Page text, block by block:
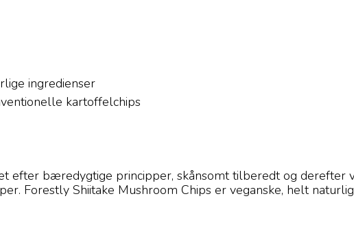
ingredienser
kartoffelchips
efter bæredygtige principper, skånsomt tilberedt og derefter
Forestly Shiitake Mushroom Chips er veganske, helt